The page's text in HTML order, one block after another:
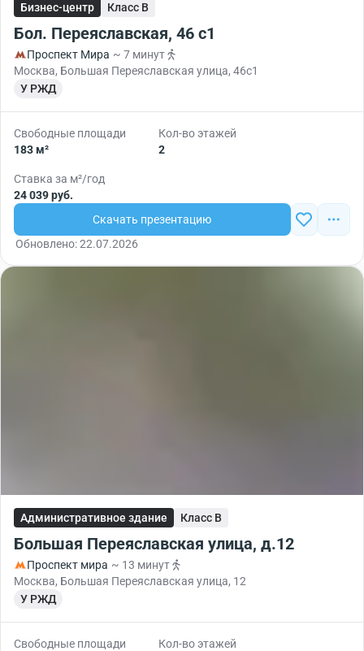
Бизнес-центр Класс B
Бол. Переяславская, 46 с1
Проспект Мира ~ 7 минут
Москва, Большая Переяславская улица, 46с1
У РЖД
Свободные площади
183 м²
Кол-во этажей
2
Ставка за м²/год
24 039 руб.
Скачать презентацию
Обновлено: 22.07.2026
Административное здание Класс B
Большая Переяславская улица, д.12
Проспект мира ~ 13 минут
Москва, Большая Переяславская улица, 12
У РЖД
Свободные площади
Кол-во этажей